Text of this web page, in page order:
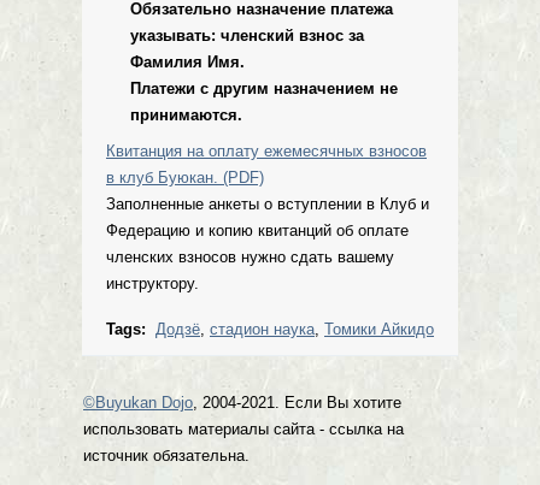
Обязательно назначение платежа
указывать: членский взнос за
Фамилия Имя.
Платежи с другим назначением не
принимаются.
Квитанция на оплату ежемесячных взносов
в клуб Буюкан. (PDF)
Заполненные анкеты о вступлении в Клуб и
Федерацию и копию квитанций об оплате
членских взносов нужно сдать вашему
инструктору.
Tags: Додзё стадион наука Томики Айкидо
©Buyukan Dojo , 2004-2021. Если Вы хотите
использовать материалы сайта - ссылка на
источник обязательна.